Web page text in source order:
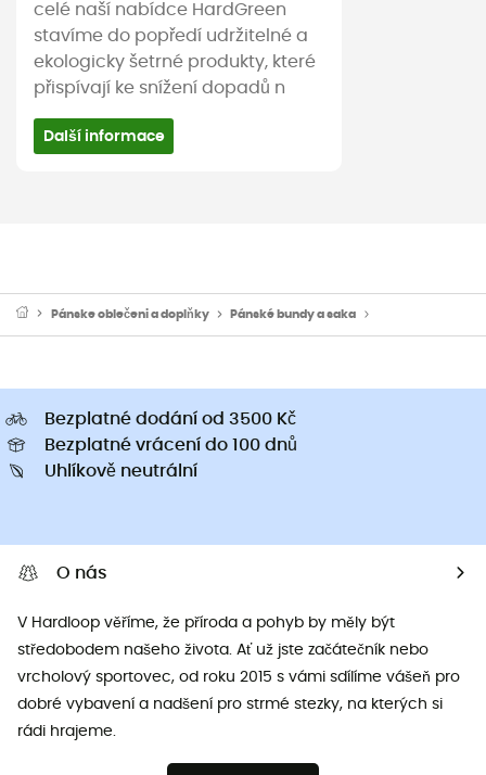
celé naší nabídce HardGreen
stavíme do popředí udržitelné a
ekologicky šetrné produkty, které
přispívají ke snížení dopadů n
Další informace
Pánske oblečeni a doplňky Pánské bundy a saka
Bezplatné dodání od 3500 Kč
Bezplatné vrácení do 100 dnů
Uhlíkově neutrální
O nás
V Hardloop věříme, že příroda a pohyb by měly být
středobodem našeho života. Ať už jste začátečník nebo
vrcholový sportovec, od roku 2015 s vámi sdílíme vášeň pro
dobré vybavení a nadšení pro strmé stezky, na kterých si
rádi hrajeme.